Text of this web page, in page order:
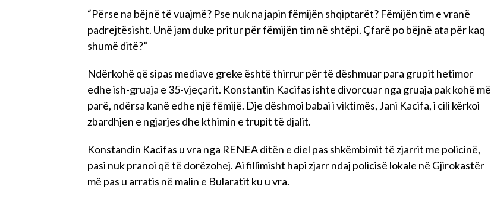
“Përse na bëjnë të vuajmë? Pse nuk na japin fëmijën shqiptarët? Fëmijën tim e vranë
padrejtësisht. Unë jam duke pritur për fëmijën tim në shtëpi. Çfarë po bëjnë ata për kaq
shumë ditë?”
Ndërkohë që sipas mediave greke është thirrur për të dëshmuar para grupit hetimor
edhe ish-gruaja e 35-vjeçarit. Konstantin Kacifas ishte divorcuar nga gruaja pak kohë më
parë, ndërsa kanë edhe një fëmijë. Dje dëshmoi babai i viktimës, Jani Kacifa, i cili kërkoi
zbardhjen e ngjarjes dhe kthimin e trupit të djalit.
Konstandin Kacifas u vra nga RENEA ditën e diel pas shkëmbimit të zjarrit me policinë,
pasi nuk pranoi që të dorëzohej. Ai fillimisht hapi zjarr ndaj policisë lokale në Gjirokastër
më pas u arratis në malin e Bularatit ku u vra.